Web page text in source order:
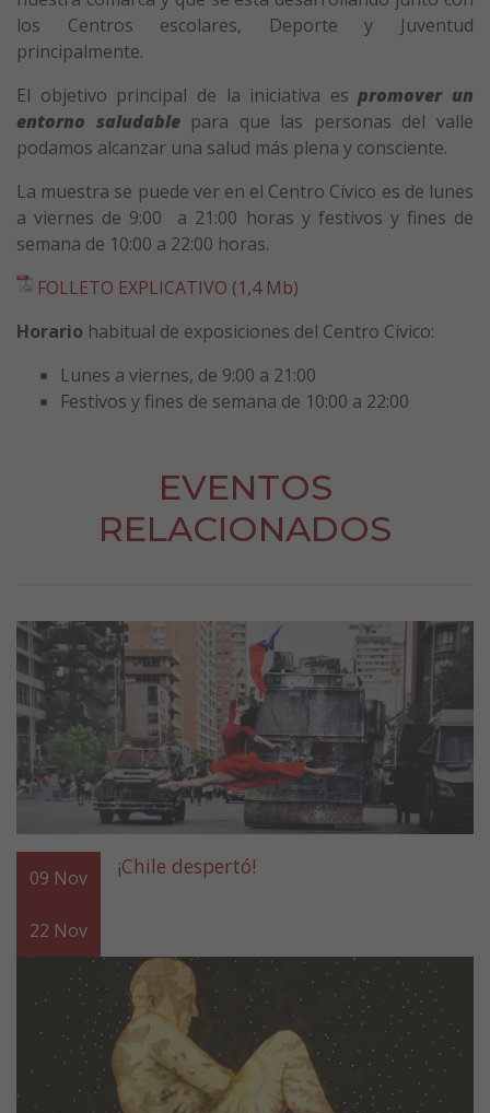
los Centros escolares, Deporte y Juventud
principalmente.
El objetivo principal de la iniciativa espromover un
entorno saludablepara que las personas del valle
podamos alcanzar una salud más plena y consciente.
La muestra se puede ver en el Centro Cívico es de lunes
a viernes de 9:00 a 21:00 horas y festivos y fines de
semana de 10:00 a 22:00 horas.
FOLLETO EXPLICATIVO (1,4 Mb)
Horario habitual de exposiciones del Centro Cívico:
Lunes a viernes, de 9:00 a 21:00
Festivos y fines de semana de 10:00 a 22:00
EVENTOS
RELACIONADOS
09 Nov
22 Nov
¡Chile despertó!